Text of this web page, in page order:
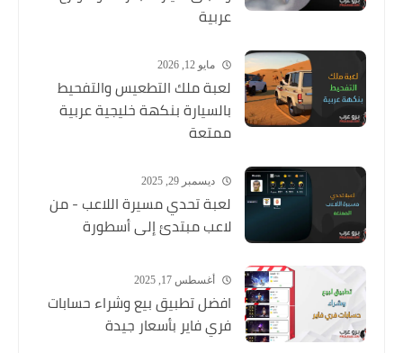
عربية
مايو 12, 2026
لعبة ملك التطعيس والتفحيط
بالسيارة بنكهة خليجية عربية
ممتعة
ديسمبر 29, 2025
لعبة تحدي مسيرة اللاعب - من
لاعب مبتدئ إلى أسطورة
أغسطس 17, 2025
افضل تطبيق بيع وشراء حسابات
فري فاير بأسعار جيدة